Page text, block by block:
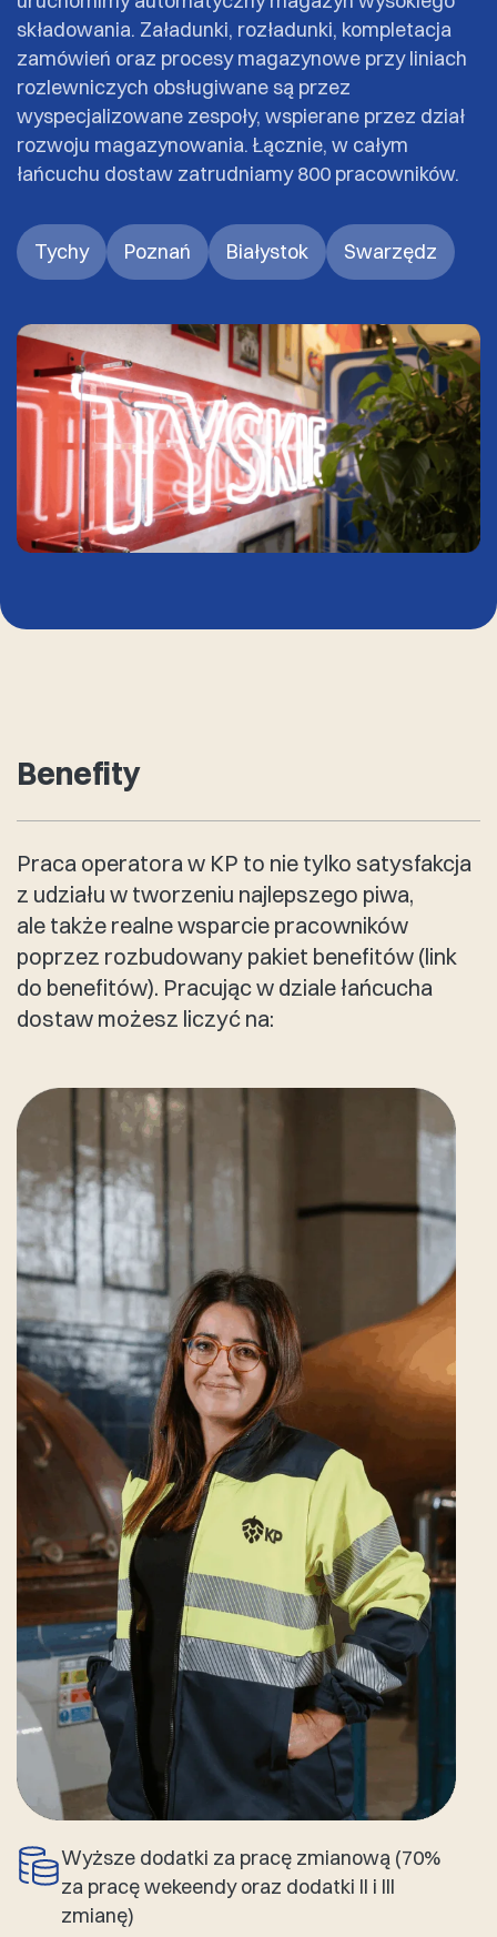
składowania. Załadunki, rozładunki, kompletacja
zamówień oraz procesy magazynowe przy liniach
rozlewniczych obsługiwane są przez
wyspecjalizowane zespoły, wspierane przez dział
rozwoju magazynowania. Łącznie, w całym
łańcuchu dostaw zatrudniamy 800 pracowników.
Tychy Poznań Białystok Swarzędz
Benefity
Praca operatora w KP to nie tylko satysfakcja
z udziału w tworzeniu najlepszego piwa,
ale także realne wsparcie pracowników
poprzez rozbudowany pakiet benefitów (link
do benefitów). Pracując w dziale łańcucha
dostaw możesz liczyć na:
Wyższe dodatki za pracę zmianową (70%
za pracę wekeendy oraz dodatki II i III
zmianę)